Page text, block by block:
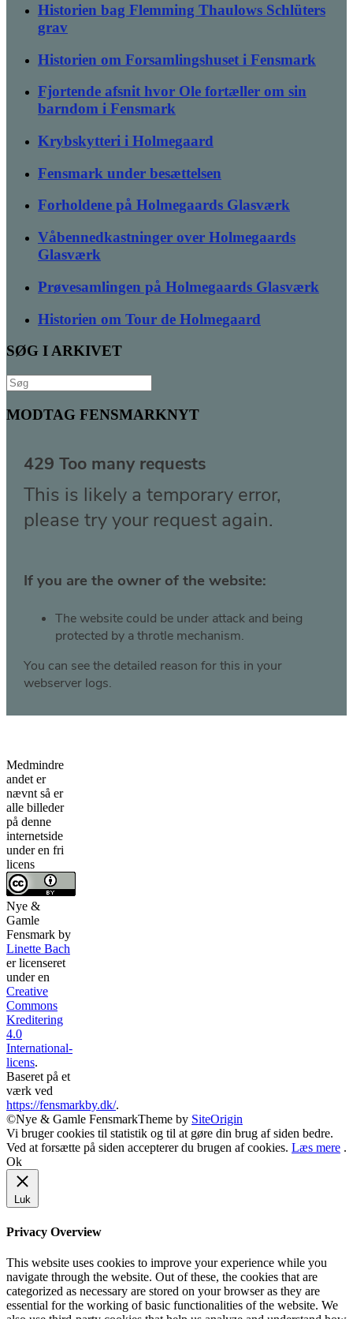
Historien bag Flemming Thaulows Schlüters
grav
Historien om Forsamlingshuset i Fensmark
Fjortende afsnit hvor Ole fortæller om sin
barndom i Fensmark
Krybskytteri i Holmegaard
Fensmark under besættelsen
Forholdene på Holmegaards Glasværk
Våbennedkastninger over Holmegaards
Glasværk
Prøvesamlingen på Holmegaards Glasværk
Historien om Tour de Holmegaard
SØG I ARKIVET
Søg
efter:
MODTAG FENSMARKNYT
Medmindre
andet er
nævnt så er
alle billeder
på denne
internetside
under en fri
licens
Nye &
Gamle
Fensmark by
Linette Bach
er licenseret
under en
Creative
Commons
Kreditering
4.0
International-
licens.
Baseret på et
værk ved
https://fensmarkby.dk/.
©Nye & Gamle FensmarkTheme by SiteOrigin
Vi bruger cookies til statistik og til at gøre din brug af siden bedre.
Ved at forsætte på siden accepterer du brugen af cookies. Læs mere .
Ok
Luk
Privacy Overview
This website uses cookies to improve your experience while you
navigate through the website. Out of these, the cookies that are
categorized as necessary are stored on your browser as they are
essential for the working of basic functionalities of the website. We